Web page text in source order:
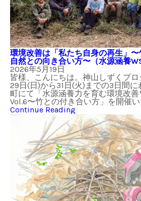
環境改善は「私たち自身の再生」
自然との向き合い方〜（水源涵養
2026年5月19日
皆様、こんにちは。神山しずくプ
29日(日)から31日(火)までの3日間
町にて「水源涵養力を育む環境改
Vol.6〜竹との付き合い方」を開催
Continue Reading